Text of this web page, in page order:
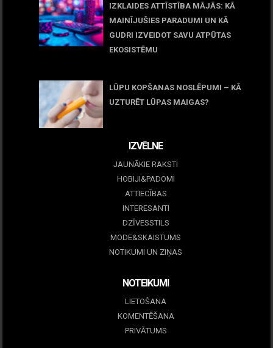
IZKLAIDES ATTĪSTĪBA MĀJĀS: KĀ
MAINĪJUŠIES PARADUMI UN KĀ
GUDRI IZVEIDOT SAVU ATPŪTAS
EKOSISTĒMU
LŪPU KOPŠANAS NOSLĒPUMI – KĀ
UZTURĒT LŪPAS MAIGAS?
IZVĒLNE
JAUNĀKIE RAKSTI
HOBIJI&PADOMI
ATTIECĪBAS
INTERESANTI
DZĪVESSTILS
MODE&SKAISTUMS
NOTIKUMI UN ZIŅAS
NOTEIKUMI
LIETOŠANA
KOMENTĒŠANA
PRIVĀTUMS